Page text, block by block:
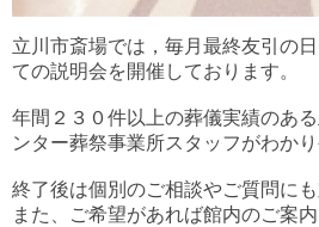
立川市斎場では，毎月最終友引の
ての説明会を開催しております。
年間２３０件以上の葬儀実績のあ
ンター葬祭事業所スタッフがわか
終了後は個別のご相談やご質問にも
また、ご希望があれば館内のご案